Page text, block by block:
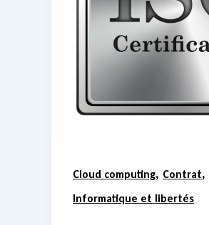
Cloud computing, Contrat,
Informatique et libertés